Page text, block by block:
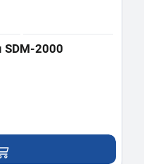
SDM-2000